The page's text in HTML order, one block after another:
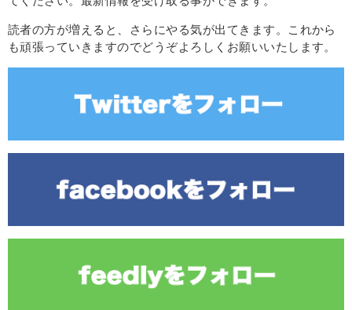
読者の方が増えると、さらにやる気が出てきます。これから
も頑張っていきますのでどうぞよろしくお願いいたします。